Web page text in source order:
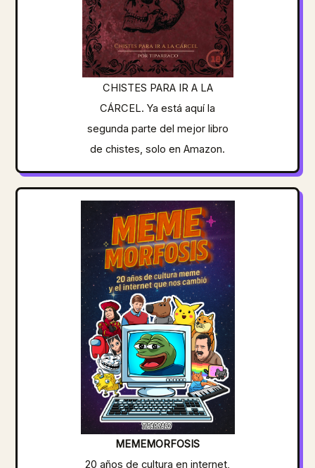
CHISTES PARA IR A LA
CÁRCEL. Ya está aquí la
segunda parte del mejor libro
de chistes, solo en Amazon.
MEMEMORFOSIS
20 años de cultura en internet,